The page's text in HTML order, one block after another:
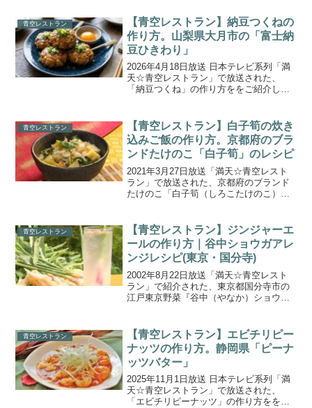
の食材は、東京都江戸川区で栽培されて
いる『小松菜』で...
青空レストラン
【青空レストラン】納豆つくねの
作り方。山梨県大月市の「富士納
豆ひきわり」
2026年4月18日放送 日本テレビ系列「満
天☆青空レストラン」で放送された、
「納豆つくね」の作り方ををご紹介しま
生む強烈な粘りと旨みが特徴です。驚き
の納豆フルコースは...
青空レストラン
【青空レストラン】白子筍の炊き
込みご飯の作り方。京都府のブラ
ンドたけのこ「白子筍」のレシピ
2021年3月27日放送「満天☆青空レスト
ラン」で放送された、京都府のブランド
たけのこ「白子筍（しろこたけのこ）」
のこ”は、日焼けのない白い皮とふくよか
な形で、えぐみ...
青空レストラン
【青空レストラン】ジンジャーエ
ールの作り方｜谷中ショウガアレ
ンジレシピ(東京・国分寺)
2002年8月22日放送「満天☆青空レスト
ラン」で紹介された、東京都国分寺市の
江戸東京野菜『谷中（やなか）ショウ
た”盆ショウガ”とも言われる『谷中生姜』
は、根茎がまだ小...
青空レストラン
【青空レストラン】エビチリピー
ナッツの作り方。静岡県「ピーナ
ッツバター」
2025年11月1日放送 日本テレビ系列「満
天☆青空レストラン」で放送された、
「エビチリピーナッツ」の作り方ををご